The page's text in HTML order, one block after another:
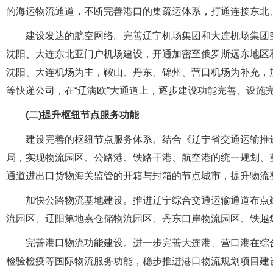
的海运物流通道，不断完善港口的集疏运体系，打通连接东
建设发达的航空网络。完善辽宁机场集团和大连机场集
沈阳、大连东北亚门户机场建设，开通加密至俄罗斯远东地
沈阳、大连机场为主，鞍山、丹东、锦州、营口机场为补充
等快递公司，在“辽满欧”大通道上，逐步建设功能完善、设
(二)提升枢纽节点服务功能
建设完善的枢纽节点服务体系。结合《辽宁省交通运输
局，实现物流园区、公路港、铁路干港、航空港的统一规划
通道进出口货物海关监管的开箱与封箱的节点城市，提升物
加快公路物流基地建设。推进辽宁综合交通运输通道布
流园区、辽阳第地嘉仓储物流园区、丹东口岸物流园区、铁
完善港口物流功能建设。进一步完善大连港、营口港在
检验检疫等国际物流服务功能，稳步推进港口物流规划项目建